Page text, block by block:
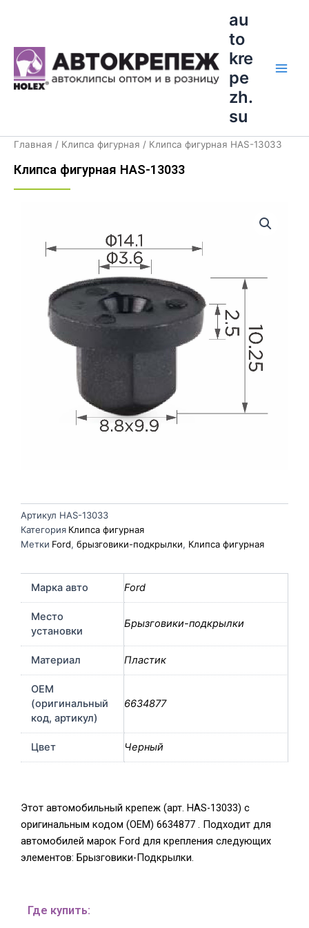
au
to
kre
pe
zh.
su
Главная / Клипса фигурная / Клипса фигурная HAS-13033
Клипса фигурная HAS-13033
Артикул HAS-13033
Категория Клипса фигурная
Метки Ford, брызговики-подкрылки, Клипса фигурная
Марка авто Ford
Место
установки
Брызговики-подкрылки
Материал Пластик
OEM
(оригинальный
код, артикул)
6634877
Цвет Черный
Этот автомобильный крепеж (арт. HAS-13033) с
оригинальным кодом (OEM) 6634877 . Подходит для
автомобилей марок Ford для крепления следующих
элементов: Брызговики-Подкрылки.
Где купить: